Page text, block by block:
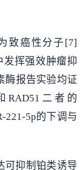
致癌性分子[7]
发挥强效肿瘤抑
酶报告实验均证
RAD51二者的
221-5p的下调与
可抑制铂类诱导